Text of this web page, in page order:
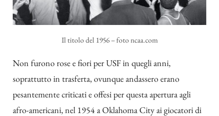
Il titolo del 1956 – foto ncaa.com
Non furono rose e fiori per USF in quegli anni,
soprattutto in trasferta, ovunque andassero erano
pesantemente criticati e offesi per questa apertura agli
afro-americani, nel 1954 a Oklahoma City ai giocatori di